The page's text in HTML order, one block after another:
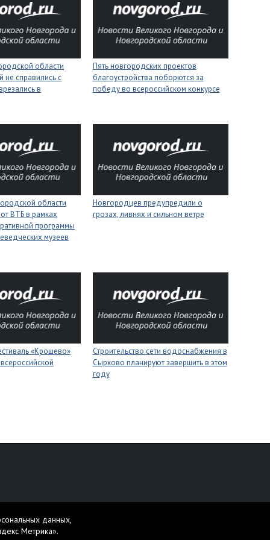
области
не справились с
в
Пять новгородских проектов
благоустройства поборются за
победу во всероссийском конкурсе
области
ВТБ в рамках
программы
музеев
Новгородцев предупредили о
грозах, ливнях и сильном ветре
«Крошево»
Строительство сети водоснабжения в
Сырково планируют завершить в этом
году
данных
содержать материалы 16+.
данных,
Метрика».